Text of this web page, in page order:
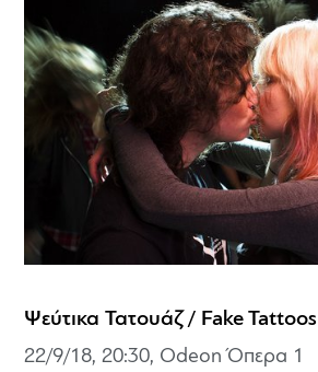
Ψεύτικα Τατουάζ / Fake Tattoos
22/9/18, 20:30, Odeon Όπερα 1